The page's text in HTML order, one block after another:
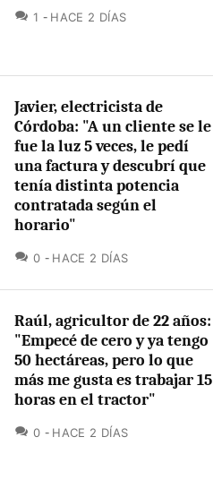
1 COMENTARIOS
HACE 2 DÍAS
Javier, electricista de
Córdoba: "A un cliente se le
fue la luz 5 veces, le pedí
una factura y descubrí que
tenía distinta potencia
contratada según el
horario"
0 COMENTARIOS
HACE 2 DÍAS
Raúl, agricultor de 22 años:
"Empecé de cero y ya tengo
50 hectáreas, pero lo que
más me gusta es trabajar 15
horas en el tractor"
0 COMENTARIOS
HACE 2 DÍAS